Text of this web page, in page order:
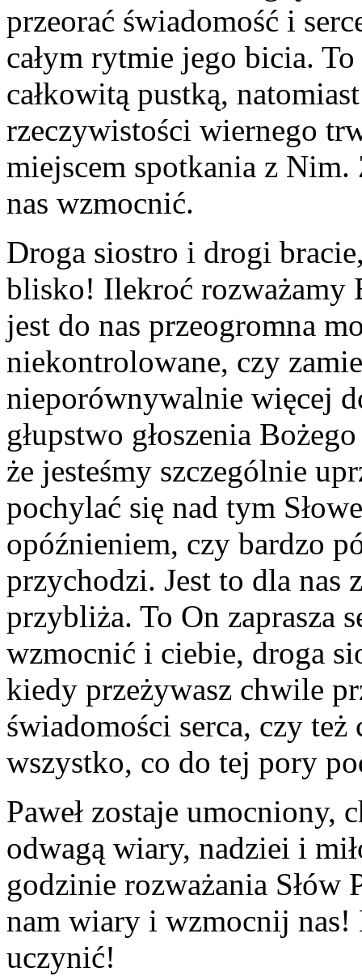
przeorać świadomość i
całym rytmie jego bicia.
całkowitą pustką,
rzeczywistości wiernego
miejscem spotkania z
nas wzmocnić.
Droga siostro i drogi
blisko! Ilekroć rozważamy
jest do nas przeogromna
niekontrolowane, czy
nieporównywalnie więcej
głupstwo głoszenia
że jesteśmy szczególnie
pochylać się nad tym
opóźnieniem, czy bardzo
przychodzi. Jest to dla nas
przybliża. To On zaprasza
wzmocnić i ciebie, droga
kiedy przeżywasz chwile
świadomości serca, czy
wszystko, co do tej pory
Paweł zostaje umocniony,
odwagą wiary, nadziei i
godzinie rozważania Słów
nam wiary i wzmocnij nas!
uczynić!